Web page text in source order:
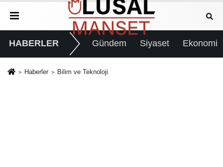
HABERLER Gündem Siyaset Ekonomi
Haberler Bilim ve Teknoloji